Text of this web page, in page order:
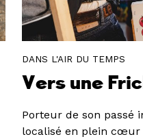
DANS L'AIR DU TEMPS
Vers une
Porteur de son passé
localisé en plein cœur